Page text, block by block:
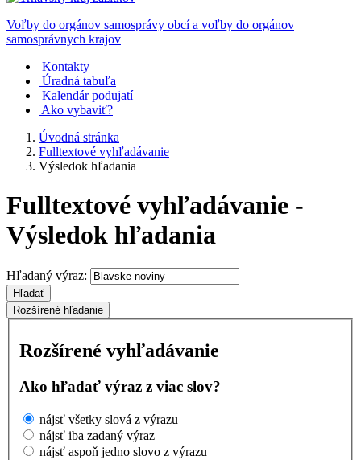
Voľby do orgánov samosprávy obcí a voľby do orgánov
samosprávnych krajov
Kontakty
Úradná tabuľa
Kalendár podujatí
Ako vybaviť?
Úvodná stránka
Fulltextové vyhľadávanie
Výsledok hľadania
Fulltextové vyhľadávanie -
Výsledok hľadania
Hľadaný výraz:
Hľadať
Rozšírené hľadanie
Rozšírené vyhľadávanie
Ako hľadať výraz z viac slov?
nájsť všetky slová z výrazu
nájsť iba zadaný výraz
nájsť aspoň jedno slovo z výrazu